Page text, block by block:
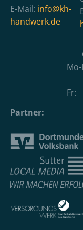
E-Mail: info@kh-
handwerk.de
Fr:
Partner: